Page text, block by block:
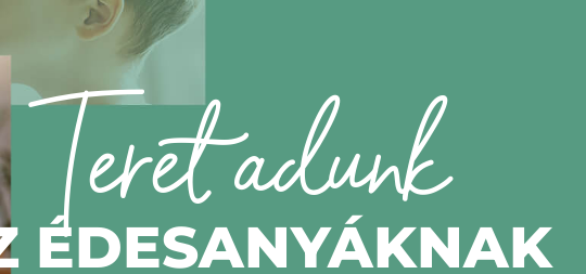
Teret adunk
ÉDESANYÁKNAK